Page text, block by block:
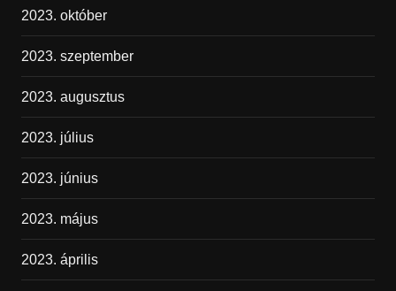
2023. október
2023. szeptember
2023. augusztus
2023. július
2023. június
2023. május
2023. április